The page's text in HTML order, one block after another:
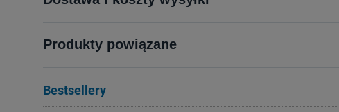
Produkty powiązane
Bestsellery